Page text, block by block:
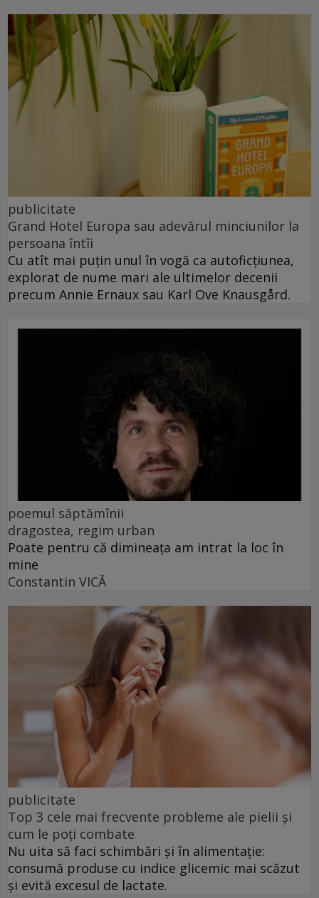
publicitate
Grand Hotel Europa sau adevărul minciunilor la
persoana întîi
Cu atît mai puțin unul în vogă ca autoficțiunea,
explorat de nume mari ale ultimelor decenii
precum Annie Ernaux sau Karl Ove Knausgård.
poemul săptămînii
dragostea, regim urban
Poate pentru că dimineața am intrat la loc în
mine
Constantin VICĂ
publicitate
Top 3 cele mai frecvente probleme ale pielii și
cum le poți combate
Nu uita să faci schimbări și în alimentație:
consumă produse cu indice glicemic mai scăzut
și evită excesul de lactate.